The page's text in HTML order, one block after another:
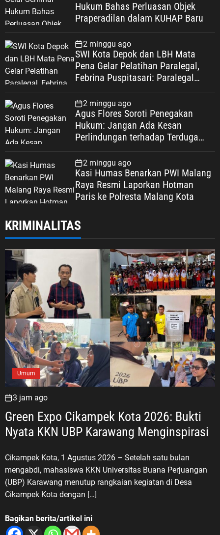
Hukum Bahas Perluasan Objek
Praperadilan dalam KUHAP Baru
2 minggu ago
SWI Kota Depok dan LBH Mata
Pena Gelar Pelatihan Paralegal,
Febrina Puspitasari: Paralegal
Keadilan Warga Depok
2 minggu ago
Agus Flores Soroti Penegakan
Hukum: Jangan Ada Kesan
Perlindungan terhadap Terduga
Dipertaruhkan
2 minggu ago
Kasi Humas Benarkan PWI Malang
Raya Resmi Laporkan Hotman
Paris ke Polresta Malang Kota
KRIMINALITAS
Umum
3 jam ago
Green Expo Cikampek Kota 2026: Bukti
Nyata KKN UBP Karawang Menginspirasi
Cikampek Kota, 1 Agustus 2026 – Setelah satu bulan
mengabdi, mahasiswa KKN Universitas Buana Perjuangan
(UBP) Karawang menutup rangkaian kegiatan di Desa
Cikampek Kota dengan […]
Bagikan berita/artikel ini